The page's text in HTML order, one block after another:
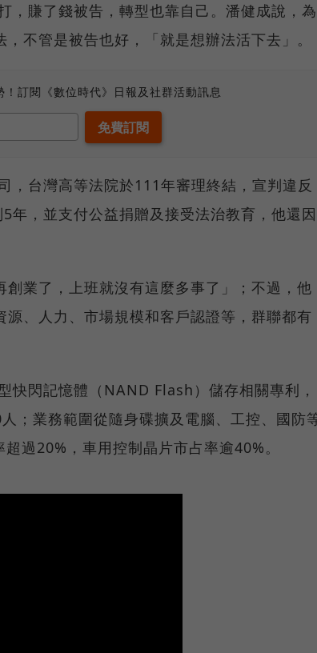
，賺了錢被告，轉型也靠自己。潘健成說，為
不管是被告也好，「就是想辦法活下去」。
訂閱《數位時代》日報及社群活動訊息
，台灣高等法院於111年審理終結，宣判違反
年，並支付公益捐贈及接受法治教育，他還因
業了，上班就沒有這麼多事了」；不過，他
、人力、市場規模和客戶認證等，群聯都有
快閃記憶體（NAND Flash）儲存相關專利，
；業務範圍從隨身碟擴及電腦、工控、國防
過20%，車用控制晶片市占率逾40%。